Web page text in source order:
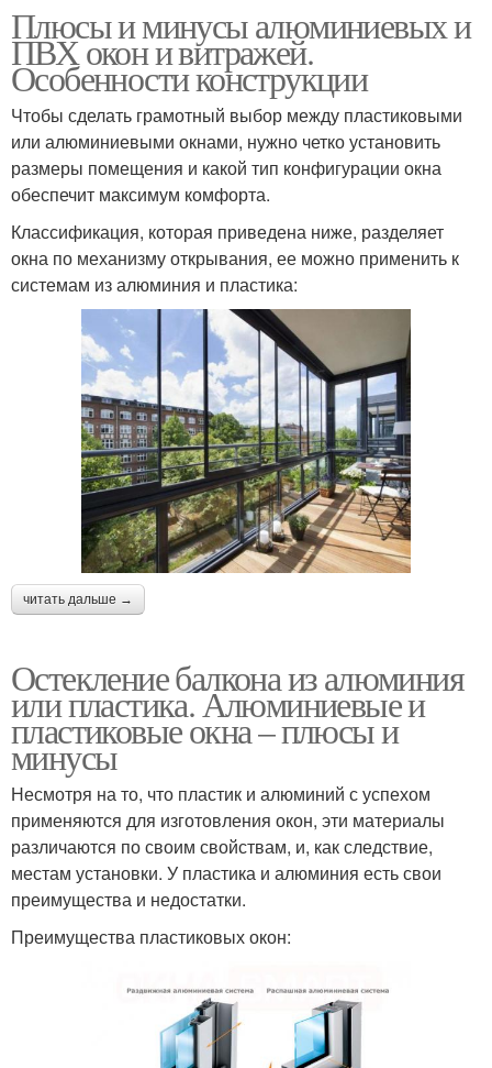
Плюсы и минусы алюминиевых и
ПВХ окон и витражей.
Особенности конструкции
Чтобы сделать грамотный выбор между пластиковыми
или алюминиевыми окнами, нужно четко установить
размеры помещения и какой тип конфигурации окна
обеспечит максимум комфорта.
Классификация, которая приведена ниже, разделяет
окна по механизму открывания, ее можно применить к
системам из алюминия и пластика:
читать дальше →
Остекление балкона из алюминия
или пластика. Алюминиевые и
пластиковые окна – плюсы и
минусы
Несмотря на то, что пластик и алюминий с успехом
применяются для изготовления окон, эти материалы
различаются по своим свойствам, и, как следствие,
местам установки. У пластика и алюминия есть свои
преимущества и недостатки.
Преимущества пластиковых окон: